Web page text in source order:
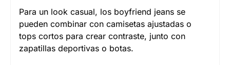
Para un look casual, los boyfriend jeans se
pueden combinar con camisetas ajustadas o
tops cortos para crear contraste, junto con
zapatillas deportivas o botas.